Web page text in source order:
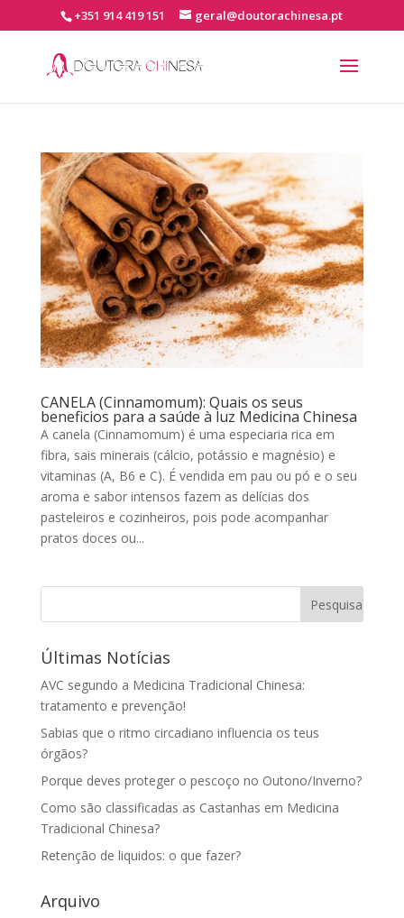
+351 914 419 151 geral@doutorachinesa.pt
CANELA (Cinnamomum): Quais os seus
beneficios para a saúde à luz Medicina Chinesa
A canela (Cinnamomum) é uma especiaria rica em
fibra, sais minerais (cálcio, potássio e magnésio) e
vitaminas (A, B6 e C). É vendida em pau ou pó e o seu
aroma e sabor intensos fazem as delícias dos
pasteleiros e cozinheiros, pois pode acompanhar
pratos doces ou...
Últimas Notícias
AVC segundo a Medicina Tradicional Chinesa:
tratamento e prevenção!
Sabias que o ritmo circadiano influencia os teus
órgãos?
Porque deves proteger o pescoço no Outono/Inverno?
Como são classificadas as Castanhas em Medicina
Tradicional Chinesa?
Retenção de liquidos: o que fazer?
Arquivo